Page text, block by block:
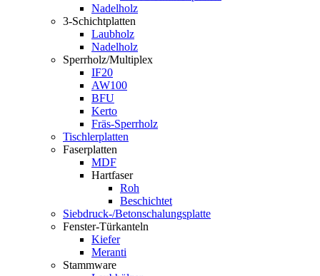
Nadelholz
3-Schichtplatten
Laubholz
Nadelholz
Sperrholz/Multiplex
IF20
AW100
BFU
Kerto
Fräs-Sperrholz
Tischlerplatten
Faserplatten
MDF
Hartfaser
Roh
Beschichtet
Siebdruck-/Betonschalungsplatte
Fenster-Türkanteln
Kiefer
Meranti
Stammware